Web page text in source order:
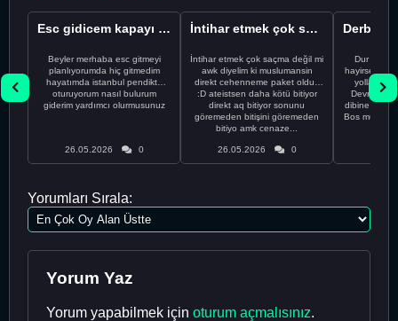
Esc gidicem kapayı koydum
Beyler merhaba esc gitmeyi
planlıyorumda hiç gitmedim
hayatımda istanbul pendikte
oturuyorum nasıl bulurum
giderim yardımcı olurmusunuz
26.05.2026 0
İntihar etmek çok saçma değil mi
İntihar etmek çok saçma değil mi
awk diyelim ki muslumansin
direkt cehenneme paket oldun
:D ateistsen daha kötü bitiyor
direkt aq bitiyor sonunu
göremeden bitişini göremeden
bitiyo amk cenaze...
26.05.2026 0
Dur
hayirsever
yolla
Devrim abi
dibine
Bos
Yorumları Sırala:
Yorum Yaz
Yorum yapabilmek için oturum açmalısınız.